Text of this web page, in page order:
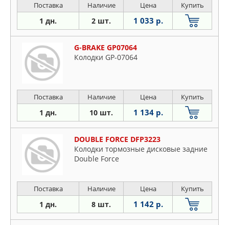
Поставка Наличие Цена Купить
1 дн. 2 шт. 1 033 р.
G-BRAKE GP07064
Колодки GP-07064
Поставка Наличие Цена Купить
1 дн. 10 шт. 1 134 р.
DOUBLE FORCE DFP3223
Колодки тормозные дисковые задние
Double Force
Поставка Наличие Цена Купить
1 дн. 8 шт. 1 142 р.